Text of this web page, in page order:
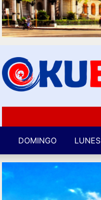
DOMINGO LUNES